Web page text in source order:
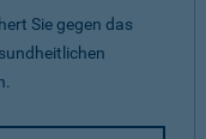
Sie gegen das